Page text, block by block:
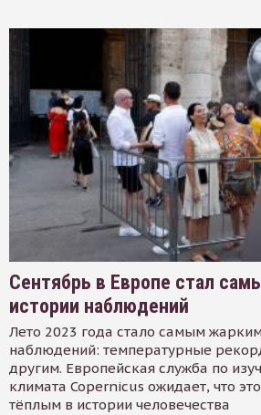
Сентябрь в Европе стал
истории наблюдений
Лето 2023 года стало самым
наблюдений: температурные
другим. Европейская служба по
климата Copernicus ожидает, что
тёплым в истории человечества